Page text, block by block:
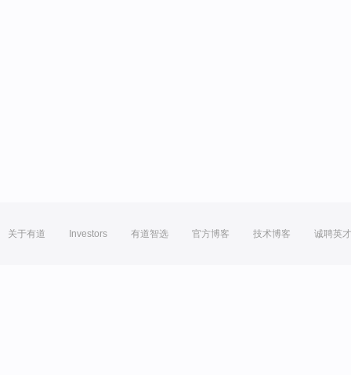
关于有道 Investors 有道智选 官方博客 技术博客 诚聘英才